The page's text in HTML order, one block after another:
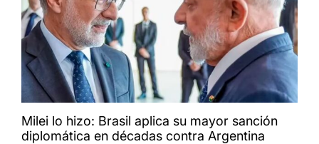
Milei lo hizo: Brasil aplica su mayor sanción
diplomática en décadas contra Argentina